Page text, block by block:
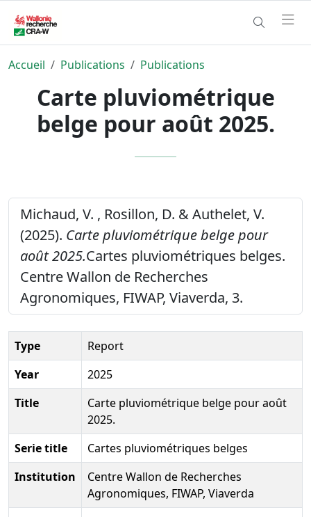
Accueil Publications Publications
Carte pluviométrique
belge pour août 2025.
Michaud, V. , Rosillon, D. & Authelet, V.
(2025). Carte pluviométrique belge pour
août 2025.Cartes pluviométriques belges.
Centre Wallon de Recherches
Agronomiques, FIWAP, Viaverda, 3.
Type
Report
Year
2025
Title
Carte pluviométrique belge pour août
2025.
Serie title
Cartes pluviométriques belges
Institution
Centre Wallon de Recherches
Agronomiques, FIWAP, Viaverda